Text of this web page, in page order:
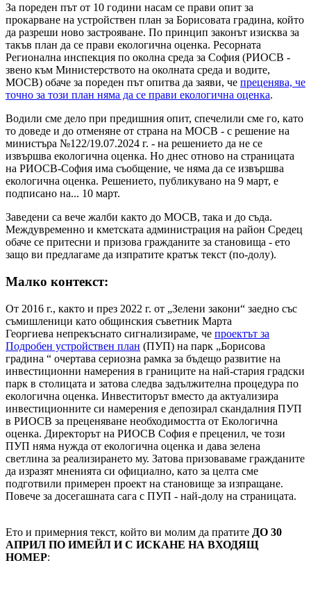
За пореден път от 10 години насам се прави опит за
прокарване на устройствен план за Борисовата градина, който
да разреши ново застрояване. По принцип законът изисква за
такъв план да се прави екологична оценка. Ресорната
Регионална инспекция по околна среда за София (РИОСВ -
звено към Министерството на околната среда и водите,
МОСВ) обаче за пореден път опитва да заяви, че преценява, че
точно за този план няма да се прави екологична оценка.
Водили сме дело при предишния опит, спечелили сме го, като
то доведе и до отменяне от страна на МОСВ - с решение на
министъра №122/19.07.2024 г. - на решението да не се
извършва екологична оценка. Но днес отново на страницата
на РИОСВ-София има съобщение, че няма да се извършва
екологична оценка. Решението, публикувано на 9 март, е
подписано на... 10 март.
Заведени са вече жалби както до МОСВ, така и до съда.
Междувременно и кметската администрация на район Средец
обаче се притесни и призова гражданите за становища - ето
защо ви предлагаме да изпратите кратък текст (по-долу).
Малко контекст:
От 2016 г., както и през 2022 г. от „Зелени закони“ заедно със
съмишленици като общинския съветник Марта
Георгиева непрекъснато сигнализираме, че проектът за
Подробен устройствен план (ПУП) на парк „Борисова
градина “ очертава сериозна рамка за бъдещо развитие на
инвестиционни намерения в границите на най-стария градски
парк в столицата и затова следва задължителна процедура по
екологична оценка. Инвеститорът вместо да актуализира
инвестиционните си намерения е депозирал скандалния ПУП
в РИОСВ за преценяване необходимостта от Екологична
оценка. Директорът на РИОСВ София е преценил, че този
ПУП няма нужда от екологична оценка и дава зелена
светлина за реализирането му. Затова призоваваме гражданите
да изразят мненията си официално, като за целта сме
подготвили примерен проект на становище за изпращане.
Повече за досегашната сага с ПУП - най-долу на страницата.
Ето и примерния текст, който ви молим да пратите ДО 30
АПРИЛ ПО ИМЕЙЛ И С ИСКАНЕ НА ВХОДЯЩ
НОМЕР: